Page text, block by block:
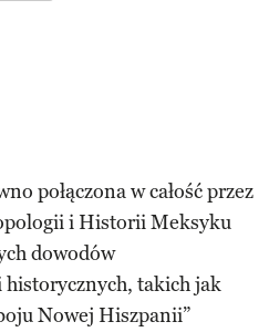
połączona w całość przez
i Historii Meksyku
dowodów
takich jak
Nowej Hiszpanii”